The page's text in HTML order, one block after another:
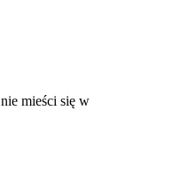
mieści się w